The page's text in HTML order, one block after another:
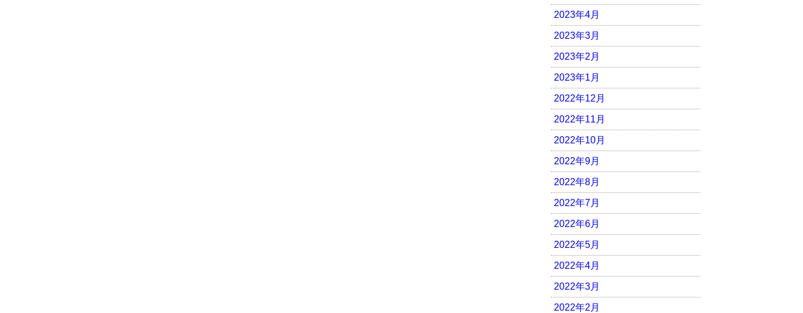
2023年4月
2023年3月
2023年2月
2023年1月
2022年12月
2022年11月
2022年10月
2022年9月
2022年8月
2022年7月
2022年6月
2022年5月
2022年4月
2022年3月
2022年2月